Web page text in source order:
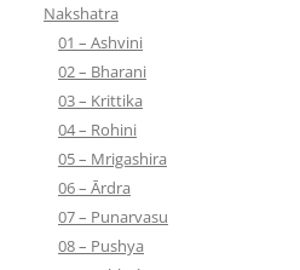
Nakshatra
01 – Ashvini
02 – Bharani
03 – Krittika
04 – Rohini
05 – Mrigashira
06 – Ārdra
07 – Punarvasu
08 – Pushya